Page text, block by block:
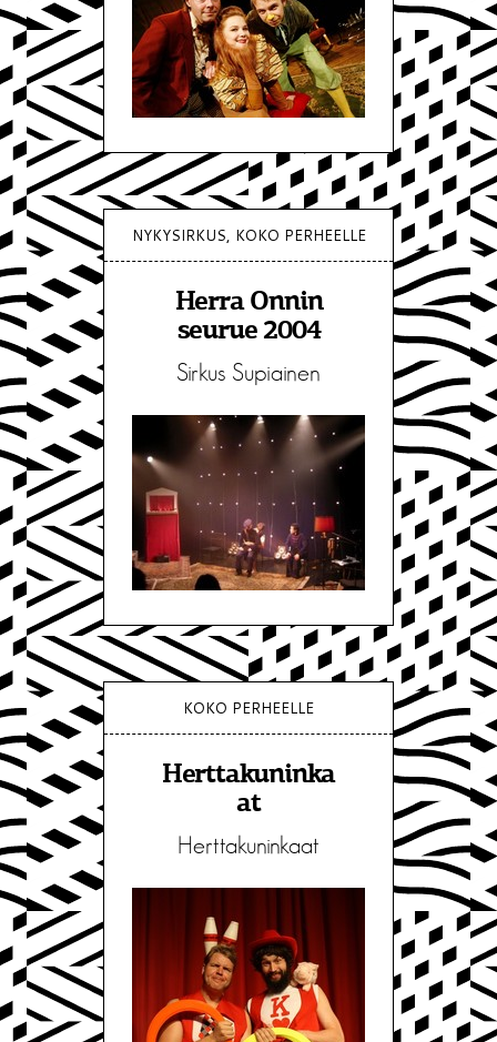
NYKYSIRKUS, KOKO PERHEELLE
Herra Onnin
seurue 2004
Sirkus Supiainen
KOKO PERHEELLE
Herttakuninka
at
Herttakuninkaat